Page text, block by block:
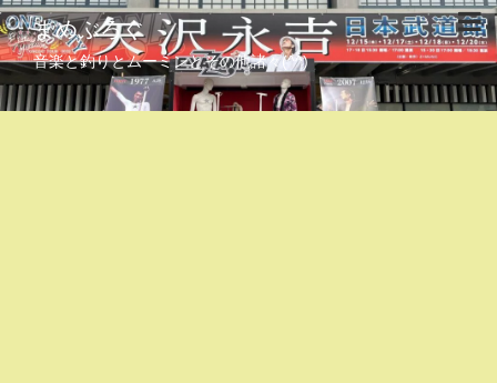
まめぶろぐ
音楽と釣りとムーミンとその他諸々(^^)